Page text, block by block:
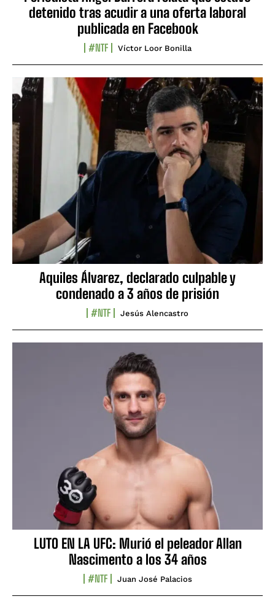
detenido tras acudir a una oferta laboral
publicada en Facebook
#NTF Víctor Loor Bonilla
Aquiles Álvarez, declarado culpable y
condenado a 3 años de prisión
#NTF Jesús Alencastro
LUTO EN LA UFC: Murió el peleador Allan
Nascimento a los 34 años
#NTF Juan José Palacios